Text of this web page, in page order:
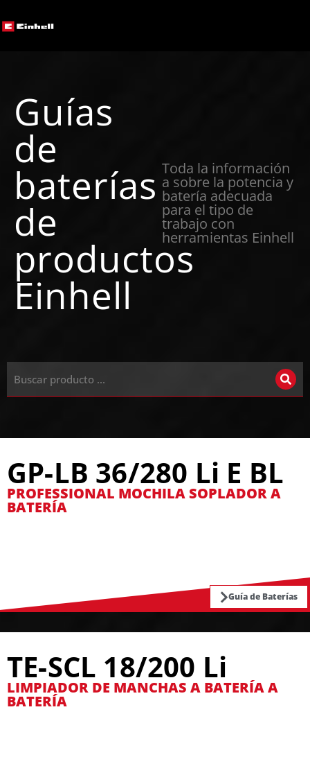
Guías
de
baterías
de
productos
Einhell
Toda la información
a sobre la potencia y
batería adecuada
para el tipo de
trabajo con
herramientas Einhell
GP-LB 36/280 Li E BL
PROFESSIONAL MOCHILA SOPLADOR A
BATERÍA
Guía de Baterías
TE-SCL 18/200 Li
LIMPIADOR DE MANCHAS A BATERÍA A
BATERÍA